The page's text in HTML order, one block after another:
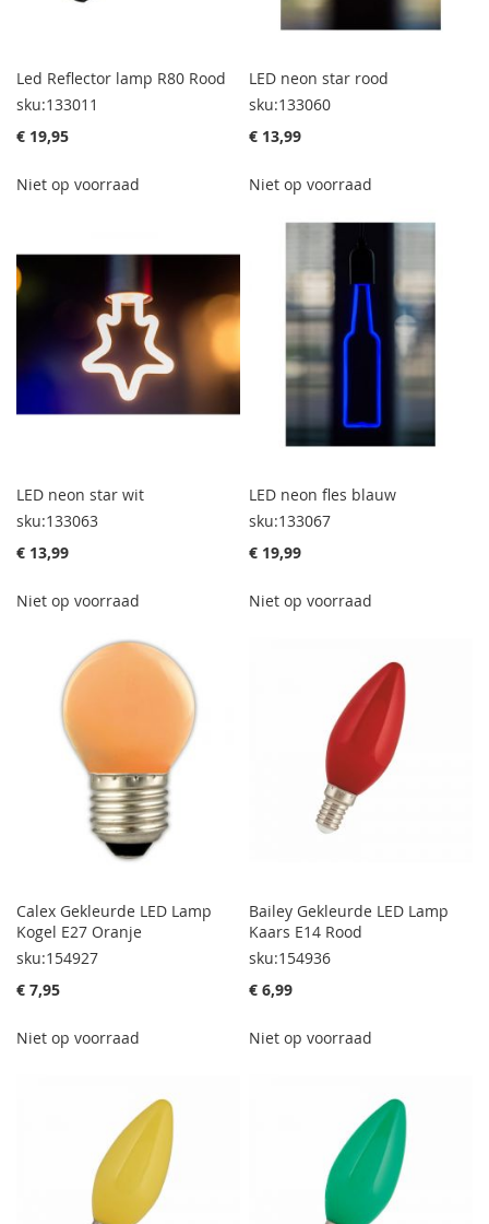
Led Reflector lamp R80 Rood
sku:133011
€ 19,95
Niet op voorraad
LED neon star rood
sku:133060
€ 13,99
Niet op voorraad
LED neon star wit
sku:133063
€ 13,99
Niet op voorraad
LED neon fles blauw
sku:133067
€ 19,99
Niet op voorraad
Calex Gekleurde LED Lamp
Kogel E27 Oranje
sku:154927
€ 7,95
Niet op voorraad
Bailey Gekleurde LED Lamp
Kaars E14 Rood
sku:154936
€ 6,99
Niet op voorraad